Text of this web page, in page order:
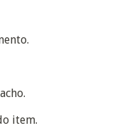
parceiras.
item.